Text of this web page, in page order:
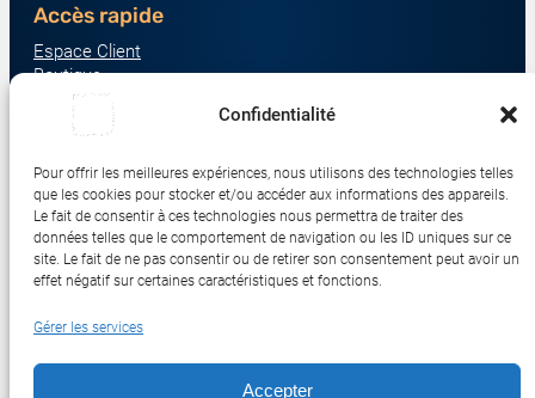
Confidentialité
Pour offrir les meilleures expériences, nous utilisons des technologies telles
que les cookies pour stocker et/ou accéder aux informations des appareils.
Le fait de consentir à ces technologies nous permettra de traiter des
données telles que le comportement de navigation ou les ID uniques sur ce
site. Le fait de ne pas consentir ou de retirer son consentement peut avoir un
effet négatif sur certaines caractéristiques et fonctions.
Gérer les services
Accepter
Accès rapide
Espace Client
Boutique
À propos
Nous contacter
Écrans & Moniteurs
Serveurs & Stockage
Impression & Consommables
Ordinateurs & Tablettes
Réseau & IoT